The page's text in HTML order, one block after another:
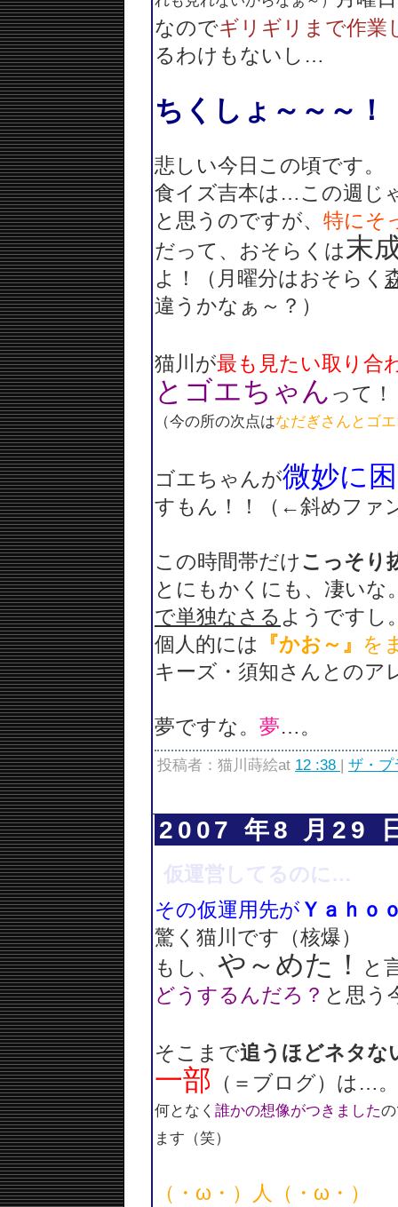
なのでギリギリまで作業
るわけもないし…
ちくしょ～～～！
悲しい今日この頃です。
食イズ吉本は…この週じ
と思うのですが、 特にそ
だって、おそらくは末
よ！（月曜分はおそらく
違うかなぁ～？）
猫川が最も見たい取り合
とゴエちゃん って
（今の所の次点はなだぎさんとゴ
ゴエちゃんが微妙に
すもん！！（←斜めファ
この時間帯だけこっそり
とにもかくにも、 凄いな
で単独なさる ようですし
個人的には
『かお～』 を
キーズ・須知さんとのア
夢ですな。 夢…。
投稿者：猫川蒔絵at 12 :38 | ザ・
2007 年8 月29
仮運営してるのに…
その仮運用先が Ｙａｈｏ
驚く猫川です（核爆）
もし、 や～めた！
と
どうするんだろ？ と思う
そこまで追うほどネタな
一部 （＝ブログ）は…。
何となく 誰かの想像がつきました
ます（笑）
（・ω・）人（・ω・）